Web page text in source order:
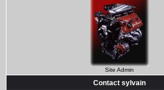
Site Admin
Contact sylvain